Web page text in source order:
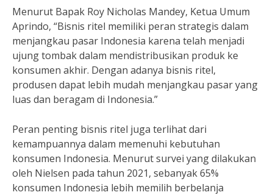
Menurut Bapak Roy Nicholas Mandey, Ketua Umum
Aprindo, “Bisnis ritel memiliki peran strategis dalam
menjangkau pasar Indonesia karena telah menjadi
ujung tombak dalam mendistribusikan produk ke
konsumen akhir. Dengan adanya bisnis ritel,
produsen dapat lebih mudah menjangkau pasar yang
luas dan beragam di Indonesia.”
Peran penting bisnis ritel juga terlihat dari
kemampuannya dalam memenuhi kebutuhan
konsumen Indonesia. Menurut survei yang dilakukan
oleh Nielsen pada tahun 2021, sebanyak 65%
konsumen Indonesia lebih memilih berbelanja